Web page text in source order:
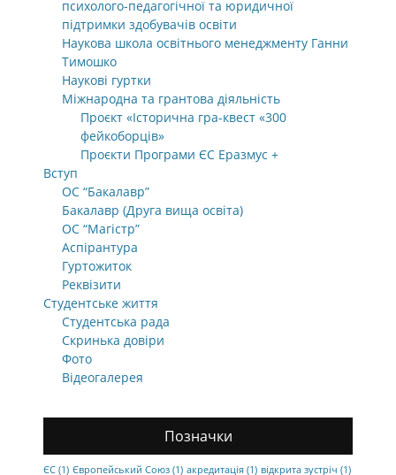
психолого-педагогічної та юридичної
підтримки здобувачів освіти
Наукова школа освітнього менеджменту Ганни
Тимошко
Наукові гуртки
Міжнародна та грантова діяльність
Проєкт «Історична гра-квест «300
фейкоборців»
Проєкти Програми ЄС Еразмус +
Вступ
ОС “Бакалавр”
Бакалавр (Друга вища освіта)
ОС “Магістр”
Аспірантура
Гуртожиток
Реквізити
Студентське життя
Студентська рада
Скринька довіри
Фото
Відеогалерея
Позначки
ЄС (1) Європейський Союз (1) акредитація (1) відкрита зустріч (1)